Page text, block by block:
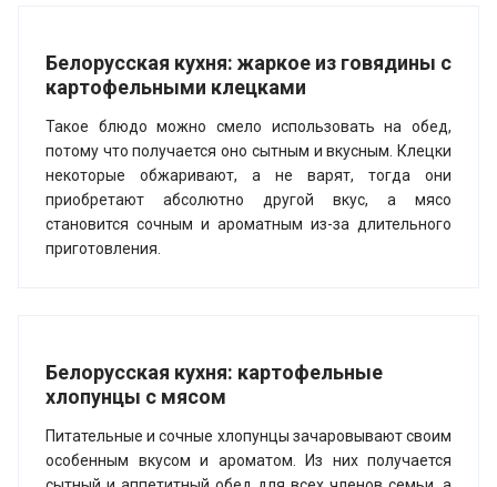
Белорусская кухня: жаркое из говядины с
картофельными клецками
Такое блюдо можно смело использовать на обед,
потому что получается оно сытным и вкусным. Клецки
некоторые обжаривают, а не варят, тогда они
приобретают абсолютно другой вкус, а мясо
становится сочным и ароматным из-за длительного
приготовления.
Белорусская кухня: картофельные
хлопунцы с мясом
Питательные и сочные хлопунцы зачаровывают своим
особенным вкусом и ароматом. Из них получается